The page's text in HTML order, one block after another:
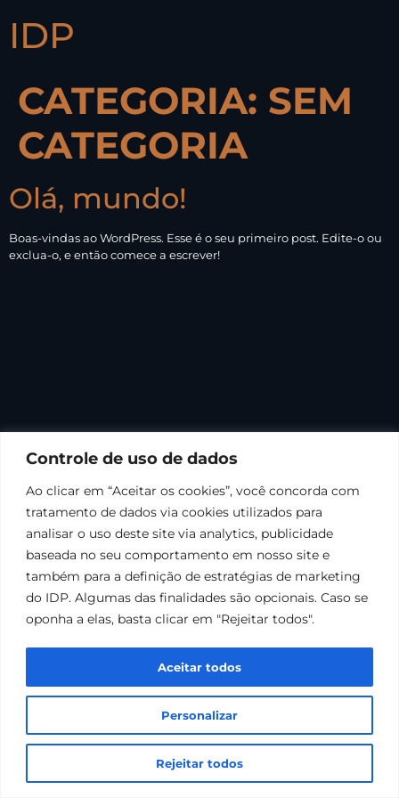
Controle de uso de dados
Ao clicar em “Aceitar os cookies”, você concorda com
tratamento de dados via cookies utilizados para
analisar o uso deste site via analytics, publicidade
baseada no seu comportamento em nosso site e
também para a definição de estratégias de marketing
do IDP. Algumas das finalidades são opcionais. Caso se
oponha a elas, basta clicar em "Rejeitar todos".
Personalizar
Rejeitar todos
Aceitar todos
IDP
CATEGORIA: SEM
CATEGORIA
Olá, mundo!
Boas-vindas ao WordPress. Esse é o seu primeiro post. Edite-o ou
exclua-o, e então comece a escrever!